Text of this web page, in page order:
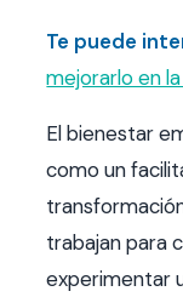
Te puede
mejorarlo en
El bienestar
como un
trabajan para
experimentar